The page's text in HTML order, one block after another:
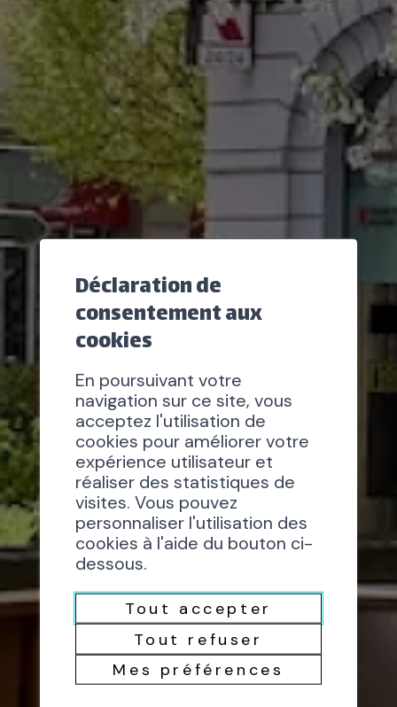
Déclaration de
consentement aux
cookies
En poursuivant votre
navigation sur ce site, vous
acceptez l'utilisation de
cookies pour améliorer votre
expérience utilisateur et
réaliser des statistiques de
visites. Vous pouvez
personnaliser l'utilisation des
cookies à l'aide du bouton ci-
dessous.
Tout accepter
Tout refuser
Mes préférences